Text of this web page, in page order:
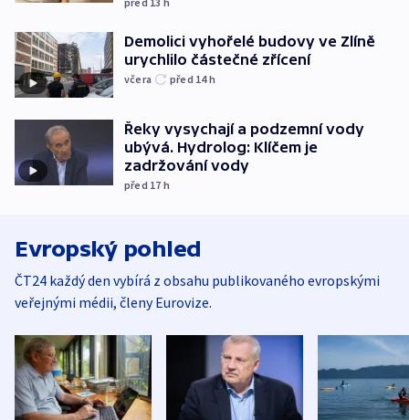
Demolici vyhořelé budovy ve Zlíně
urychlilo částečné zřícení
včera před 14h
Řeky vysychají a podzemní vody
ubývá. Hydrolog: Klíčem je
zadržování vody
před 17 h
Evropský pohled
ČT24 každý den vybírá z obsahu publikovaného evropskými
veřejnými médii, členy Eurovize.